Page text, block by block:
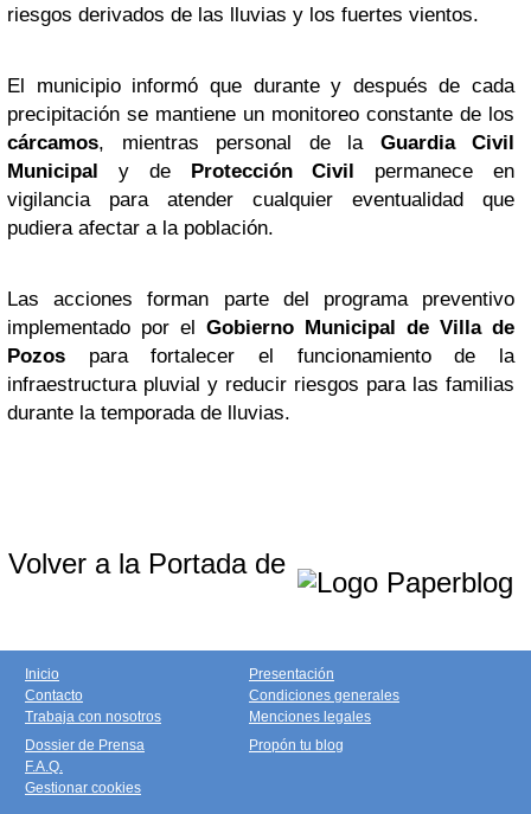
riesgos derivados de las lluvias y los fuertes vientos.
El municipio informó que durante y después de cada
precipitación se mantiene un monitoreo constante de los
cárcamos, mientras personal de la Guardia Civil
Municipal y de Protección Civil permanece en
vigilancia para atender cualquier eventualidad que
pudiera afectar a la población.
Las acciones forman parte del programa preventivo
implementado por el Gobierno Municipal de Villa de
Pozos para fortalecer el funcionamiento de la
infraestructura pluvial y reducir riesgos para las familias
durante la temporada de lluvias.
Volver a la Portada de
Inicio
Contacto
Trabaja con nosotros
Presentación
Condiciones generales
Menciones legales
Dossier de Prensa
F.A.Q.
Gestionar cookies
Propón tu blog